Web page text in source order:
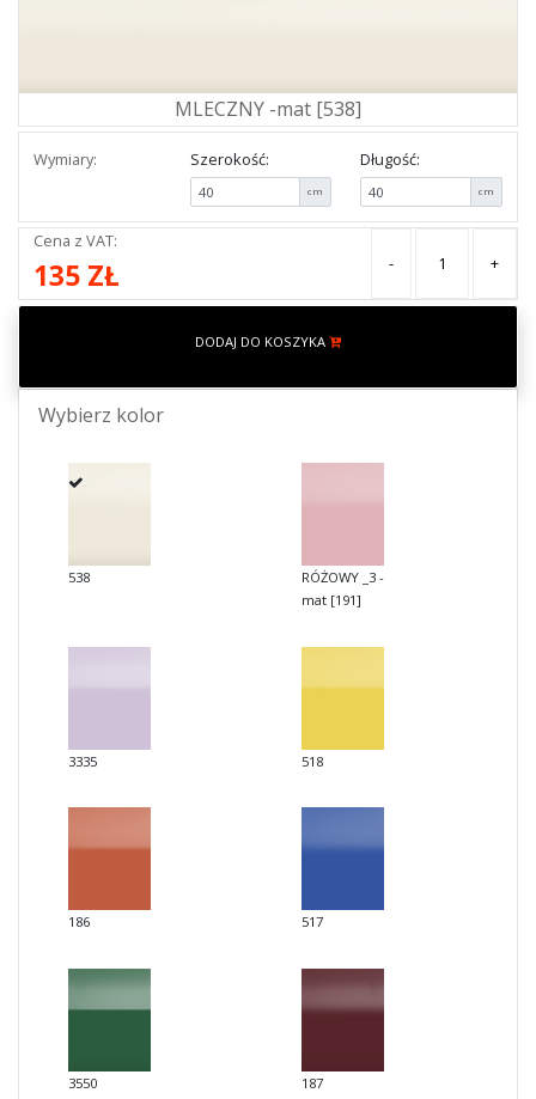
MLECZNY -mat [538]
Wymiary: Szerokość:
cm
Długość:
cm
Cena z VAT:
135 ZŁ - +
DODAJ DO KOSZYKA
Wybierz kolor
538
RÓŻOWY _3 -
mat [191]
3335 518
186 517
3550 187